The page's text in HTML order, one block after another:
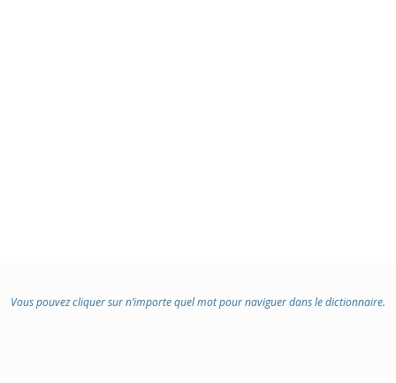
Vous pouvez cliquer sur n’importe quel mot pour naviguer dans le dictionnaire.